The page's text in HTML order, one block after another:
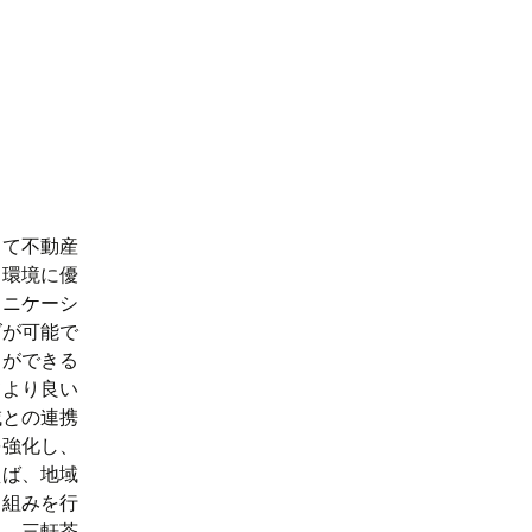
不動産
境に優
ケーシ
可能で
できる
り良い
の連携
化し、
、地域
みを行